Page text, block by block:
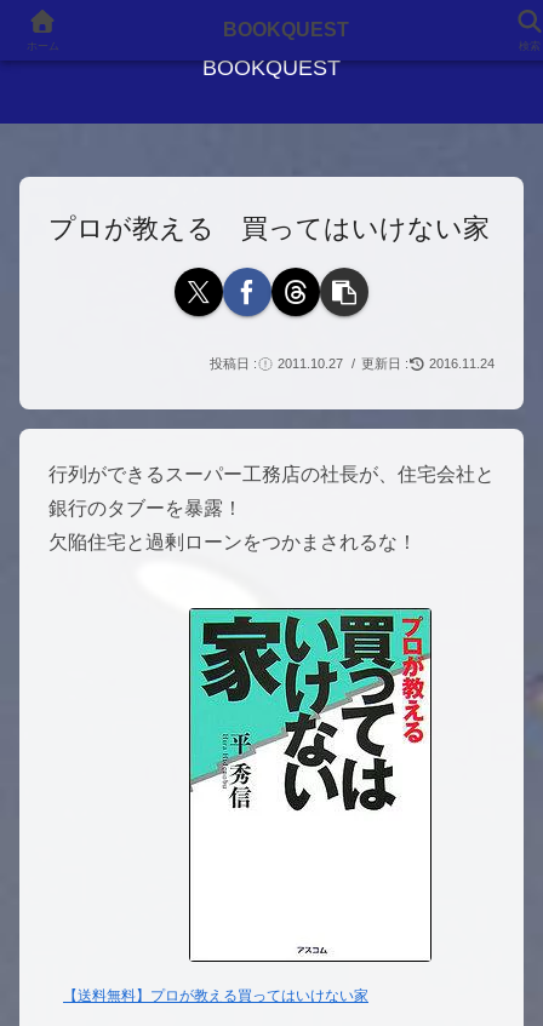
BOOKQUEST
プロが教える 買ってはいけない家
2011.10.27 2016.11.24
行列ができるスーパー工務店の社長が、住宅会社と
銀行のタブーを暴露！
欠陥住宅と過剰ローンをつかまされるな！
【送料無料】プロが教える買ってはいけない家
ホーム
BOOKQUEST
検索